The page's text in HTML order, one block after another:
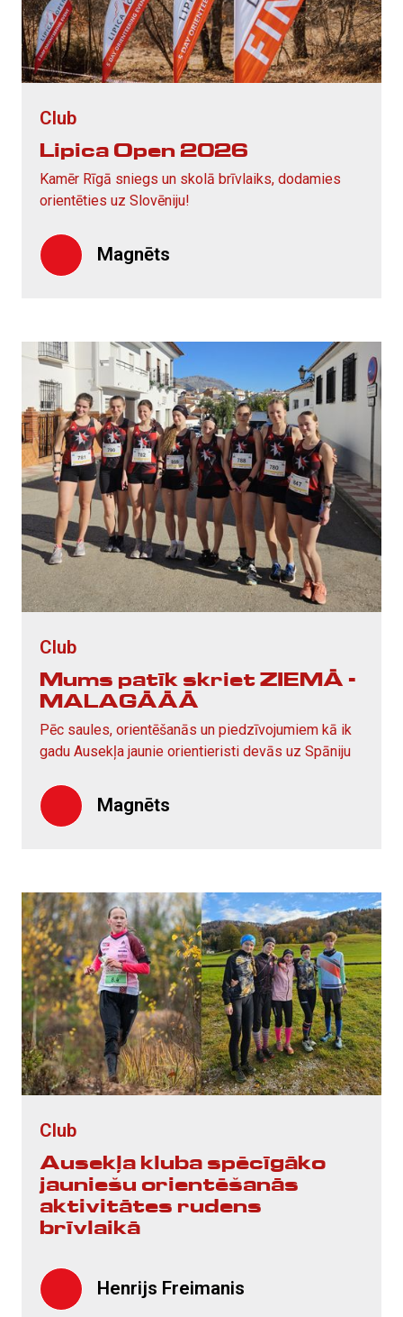
Club
Lipica Open 2026
Kamēr Rīgā sniegs un skolā brīvlaiks, dodamies
orientēties uz Slovēniju!
Magnēts
Club
Mums patīk skriet ZIEMĀ -
MALAGĀĀĀ
Pēc saules, orientēšanās un piedzīvojumiem kā ik
gadu Ausekļa jaunie orientieristi devās uz Spāniju
Magnēts
Club
Ausekļa kluba spēcīgāko
jauniešu orientēšanās
aktivitātes rudens
brīvlaikā
Henrijs Freimanis